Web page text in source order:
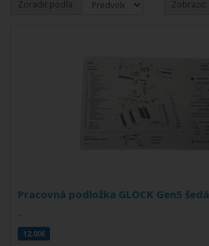
Zoradiť podľa: Zobraziť:
Pracovná podložka GLOCK Gen5 šedá
..
12,00€